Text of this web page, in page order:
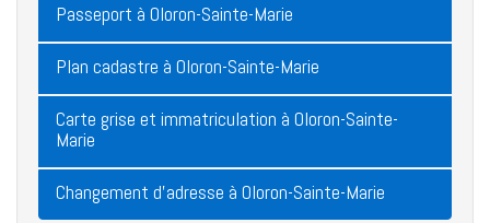
Passeport à Oloron-Sainte-Marie
Plan cadastre à Oloron-Sainte-Marie
Carte grise et immatriculation à Oloron-Sainte-
Marie
Changement d'adresse à Oloron-Sainte-Marie